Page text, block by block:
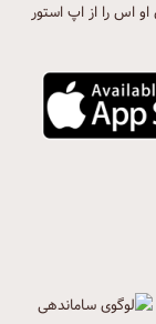
او اس را از اپ استور